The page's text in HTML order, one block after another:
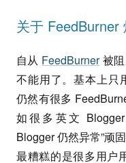
关于 FeedBurner
自从 FeedBurner被阻
不能用了。基本上只
仍然有很多
如很多英文
Blogger 仍然异常”顽
最糟糕的是很多用户